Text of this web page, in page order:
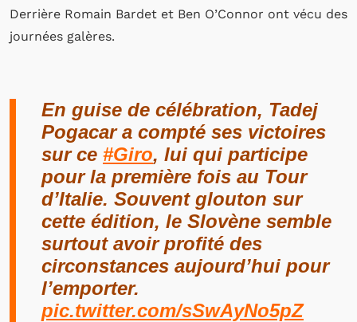
Derrière Romain Bardet et Ben O’Connor ont vécu des
journées galères.
En guise de célébration, Tadej
Pogacar a compté ses victoires
sur ce #Giro, lui qui participe
pour la première fois au Tour
d’Italie. Souvent glouton sur
cette édition, le Slovène semble
surtout avoir profité des
circonstances aujourd’hui pour
l’emporter.
pic.twitter.com/sSwAyNo5pZ